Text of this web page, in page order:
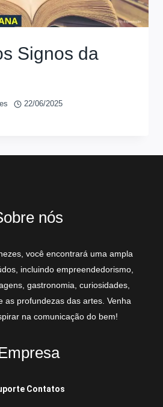
Signos da
22/06/2025
nós
você encontrará uma ampla
incluindo empreendedorismo,
gastronomia, curiosidades,
as profundezas das artes. Venha
na comunicação do bem!
Contatos